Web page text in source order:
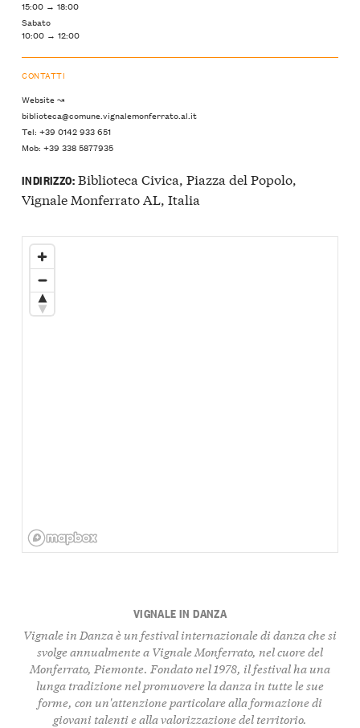
15:00 → 18:00
Sabato
10:00 → 12:00
CONTATTI
Website ↝
biblioteca@comune.vignalemonferrato.al.it
Tel: +39 0142 933 651
Mob: +39 338 5877935
INDIRIZZO:Biblioteca Civica, Piazza del Popolo,
Vignale Monferrato AL, Italia
VIGNALE IN DANZA
Vignale in Danzaè un festival internazionale di danza che si
svolge annualmente aVignale Monferrato, nel cuore del
Monferrato, Piemonte. Fondato nel 1978, il festival ha una
lunga tradizione nel promuovere la danza in tutte le sue
forme, con un'attenzione particolare alla formazione di
giovani talenti e alla valorizzazione del territorio.